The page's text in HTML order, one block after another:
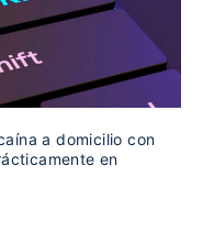
a domicilio con
en